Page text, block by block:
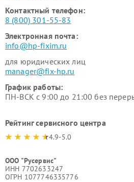
Контактный телефон:
8 (800) 301-55-83
Электронная почта:
info@hp-fixim.ru
для юридических лиц
manager@fix-hp.ru
График работы:
ПН-ВСК с 9:00 до 21:00 без
Рейтинг сервисного центра
4.9-5.0
ООО "Русервис"
ИНН 7702633247
ОГРН 1077746335776